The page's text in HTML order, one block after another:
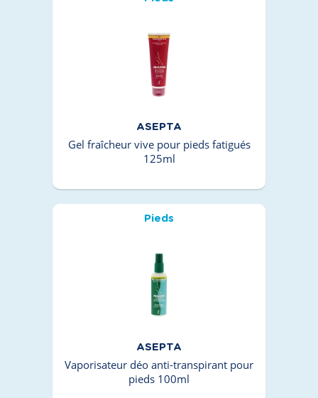
ASEPTA
Gel fraîcheur vive pour pieds fatigués
125ml
Pieds
ASEPTA
Vaporisateur déo anti-transpirant pour
pieds 100ml